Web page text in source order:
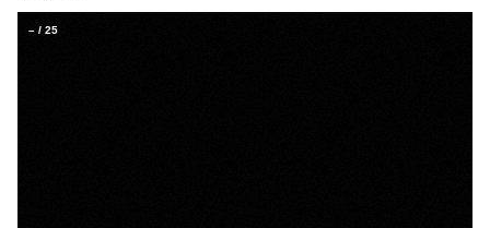
– / 25